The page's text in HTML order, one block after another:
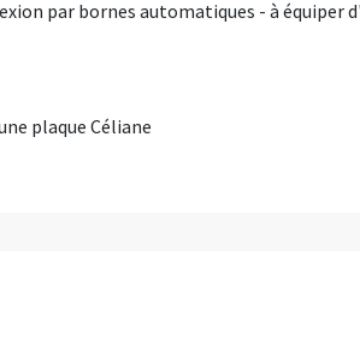
par bornes automatiques - à
plaque Céliane